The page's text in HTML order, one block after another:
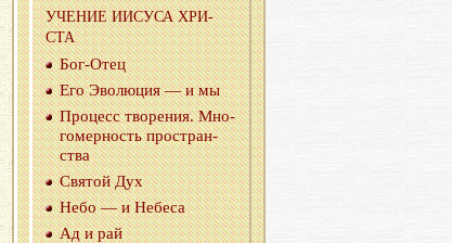
УЧЕ­НИЕ ИИСУ­СА ХРИ­
СТА
Бог-Отец
Его Эво­лю­ция — и мы
Про­цесс тво­ре­ния. Мно­
го­мер­ность про­стран­
ства
Свя­той Дух
Небо — и Небе­са
Ад и рай